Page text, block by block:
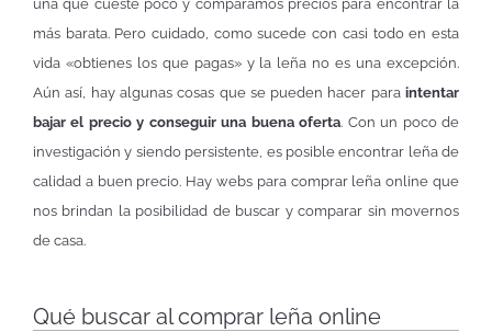
una que cueste poco y comparamos precios para encontrar la
más barata. Pero cuidado, como sucede con casi todo en esta
vida «obtienes los que pagas» y la leña no es una excepción.
Aún así, hay algunas cosas que se pueden hacer paraintentar
bajar el precio y conseguir una buena oferta. Con un poco de
investigación y siendo persistente, es posible encontrar leña de
calidad a buen precio. Hay webs para comprar leña online que
nos brindan la posibilidad de buscar y comparar sin movernos
de casa.
Qué buscar al comprar leña online